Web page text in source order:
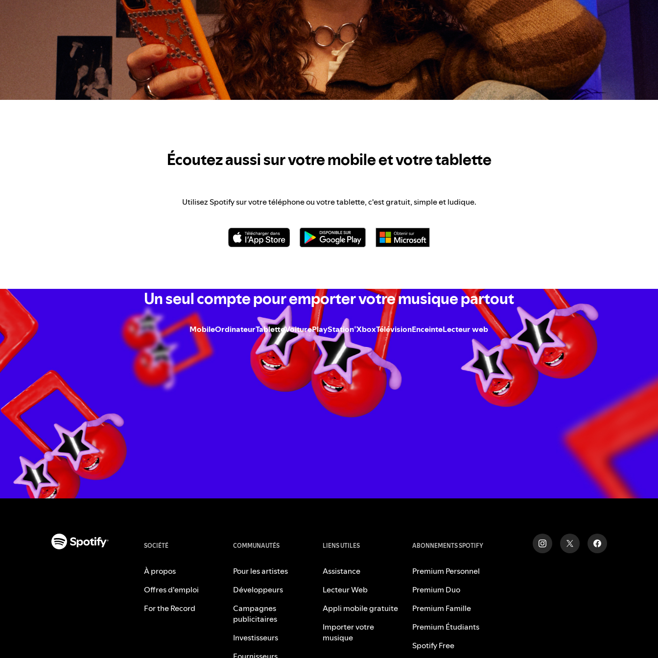
Écoutez aussi sur votre mobile et votre tablette
Utilisez Spotify sur votre téléphone ou votre tablette, c'est gratuit, simple et ludique.
Un seul compte pour emporter votre musique partout
MobileOrdinateurTabletteVoiturePlayStation®XboxTélévisionEnceinteLecteur web
SOCIÉTÉ
À propos
Offres d'emploi
For the Record
COMMUNAUTÉS
Pour les artistes
Développeurs
Campagnes
publicitaires
Investisseurs
LIENS UTILES
Assistance
Lecteur Web
Appli mobile gratuite
Importer votre
musique
ABONNEMENTS SPOTIFY
Premium Personnel
Premium Duo
Premium Famille
Premium Étudiants
Spotify Free